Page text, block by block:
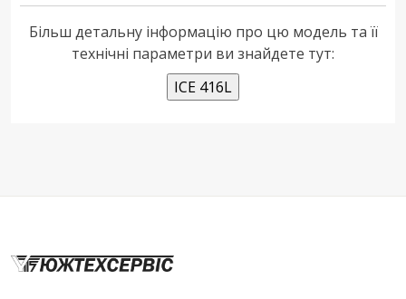
Більш детальну інформацію про цю модель та її
технічні параметри ви знайдете тут: